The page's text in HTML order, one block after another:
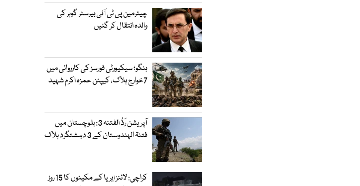
چیئرمین پی ٹی آئی بیرسٹر گوہر کی
والدہ انتقال کر گئیں
ہنگو؛ سیکیورٹی فورسز کی کارروائی میں
7خوارج ہلاک، کیپٹن حمزہ اکرم شہید
آپریشن رَدُّ الفتنہ 3: بلوچستان میں
فتنۃ الہندوستان کے 3 دہشتگرد ہلاک
کراچی: لائنز ایریا کے مکینوں کا 15 روز